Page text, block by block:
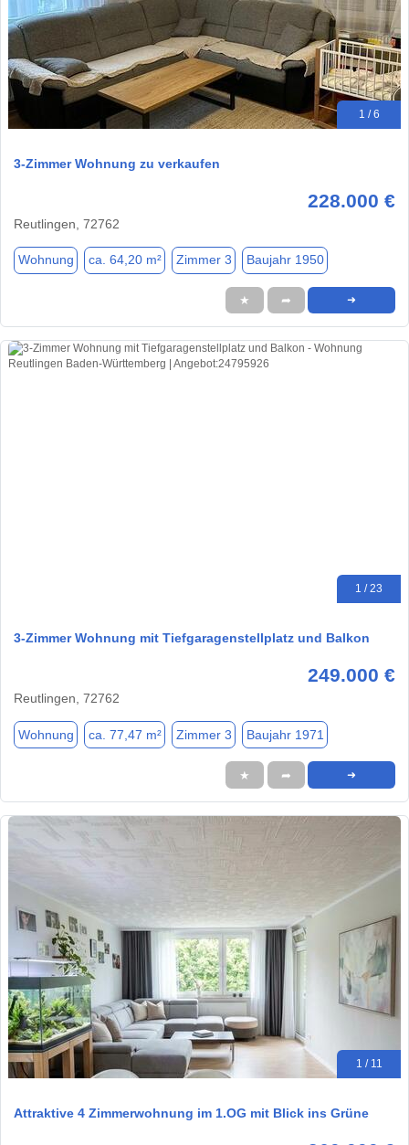
1 / 6
3-Zimmer Wohnung zu verkaufen
228.000 €
Reutlingen, 72762
Wohnung ca. 64,20 m² Zimmer 3 Baujahr 1950
★ ➦ ➜
1 / 23
3-Zimmer Wohnung mit Tiefgaragenstellplatz und Balkon
249.000 €
Reutlingen, 72762
Wohnung ca. 77,47 m² Zimmer 3 Baujahr 1971
★ ➦ ➜
1 / 11
Attraktive 4 Zimmerwohnung im 1.OG mit Blick ins Grüne